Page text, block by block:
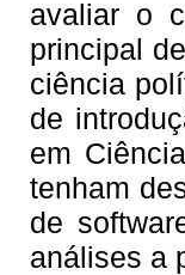
avaliar o
principal
ciência
de
em
tenham
de
análises a